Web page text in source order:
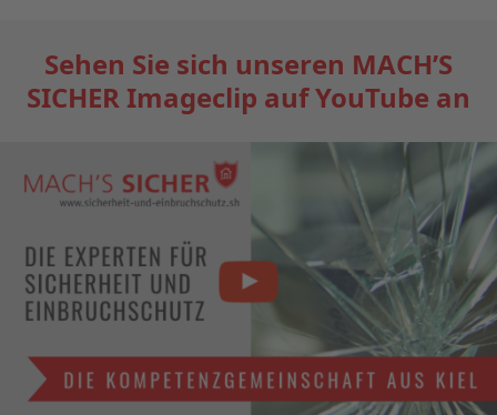
Sehen Sie sich unseren MACH’S
SICHER Imageclip auf YouTube an